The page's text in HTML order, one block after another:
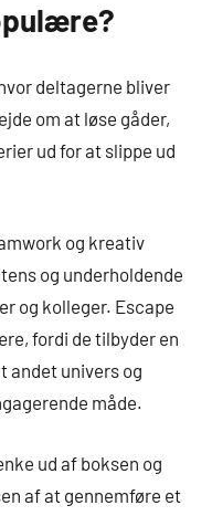
deltagerne bliver
om at løse gåder,
ud for at slippe ud
og kreativ
og underholdende
og kolleger. Escape
fordi de tilbyder en
andet univers og
måde.
ud af boksen og
af at gennemføre et